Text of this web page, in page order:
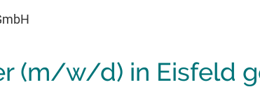
(m/w/d) in Eisfeld